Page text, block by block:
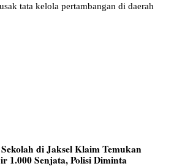
tata kelola pertambangan di daerah
di Jaksel Klaim Temukan
1.000 Senjata, Polisi Diminta